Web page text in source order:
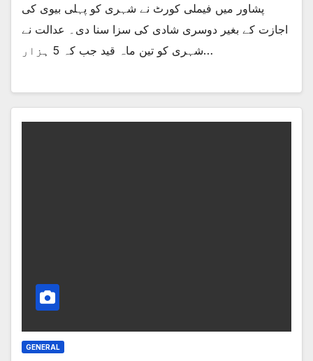
پشاور میں فیملی کورٹ نے شہری کو پہلی بیوی کی
اجازت کے بغیر دوسری شادی کی سزا سنا دی۔ عدالت نے
شہری کو تین ماہ قید جب کہ 5 ہزار…
GENERAL